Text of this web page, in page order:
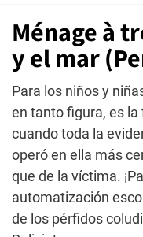
Ménage à
y el mar
Para los niños y
en tanto figura, es
cuando toda la
operó en ella más
que de la víctima.
automatización
de los pérfidos